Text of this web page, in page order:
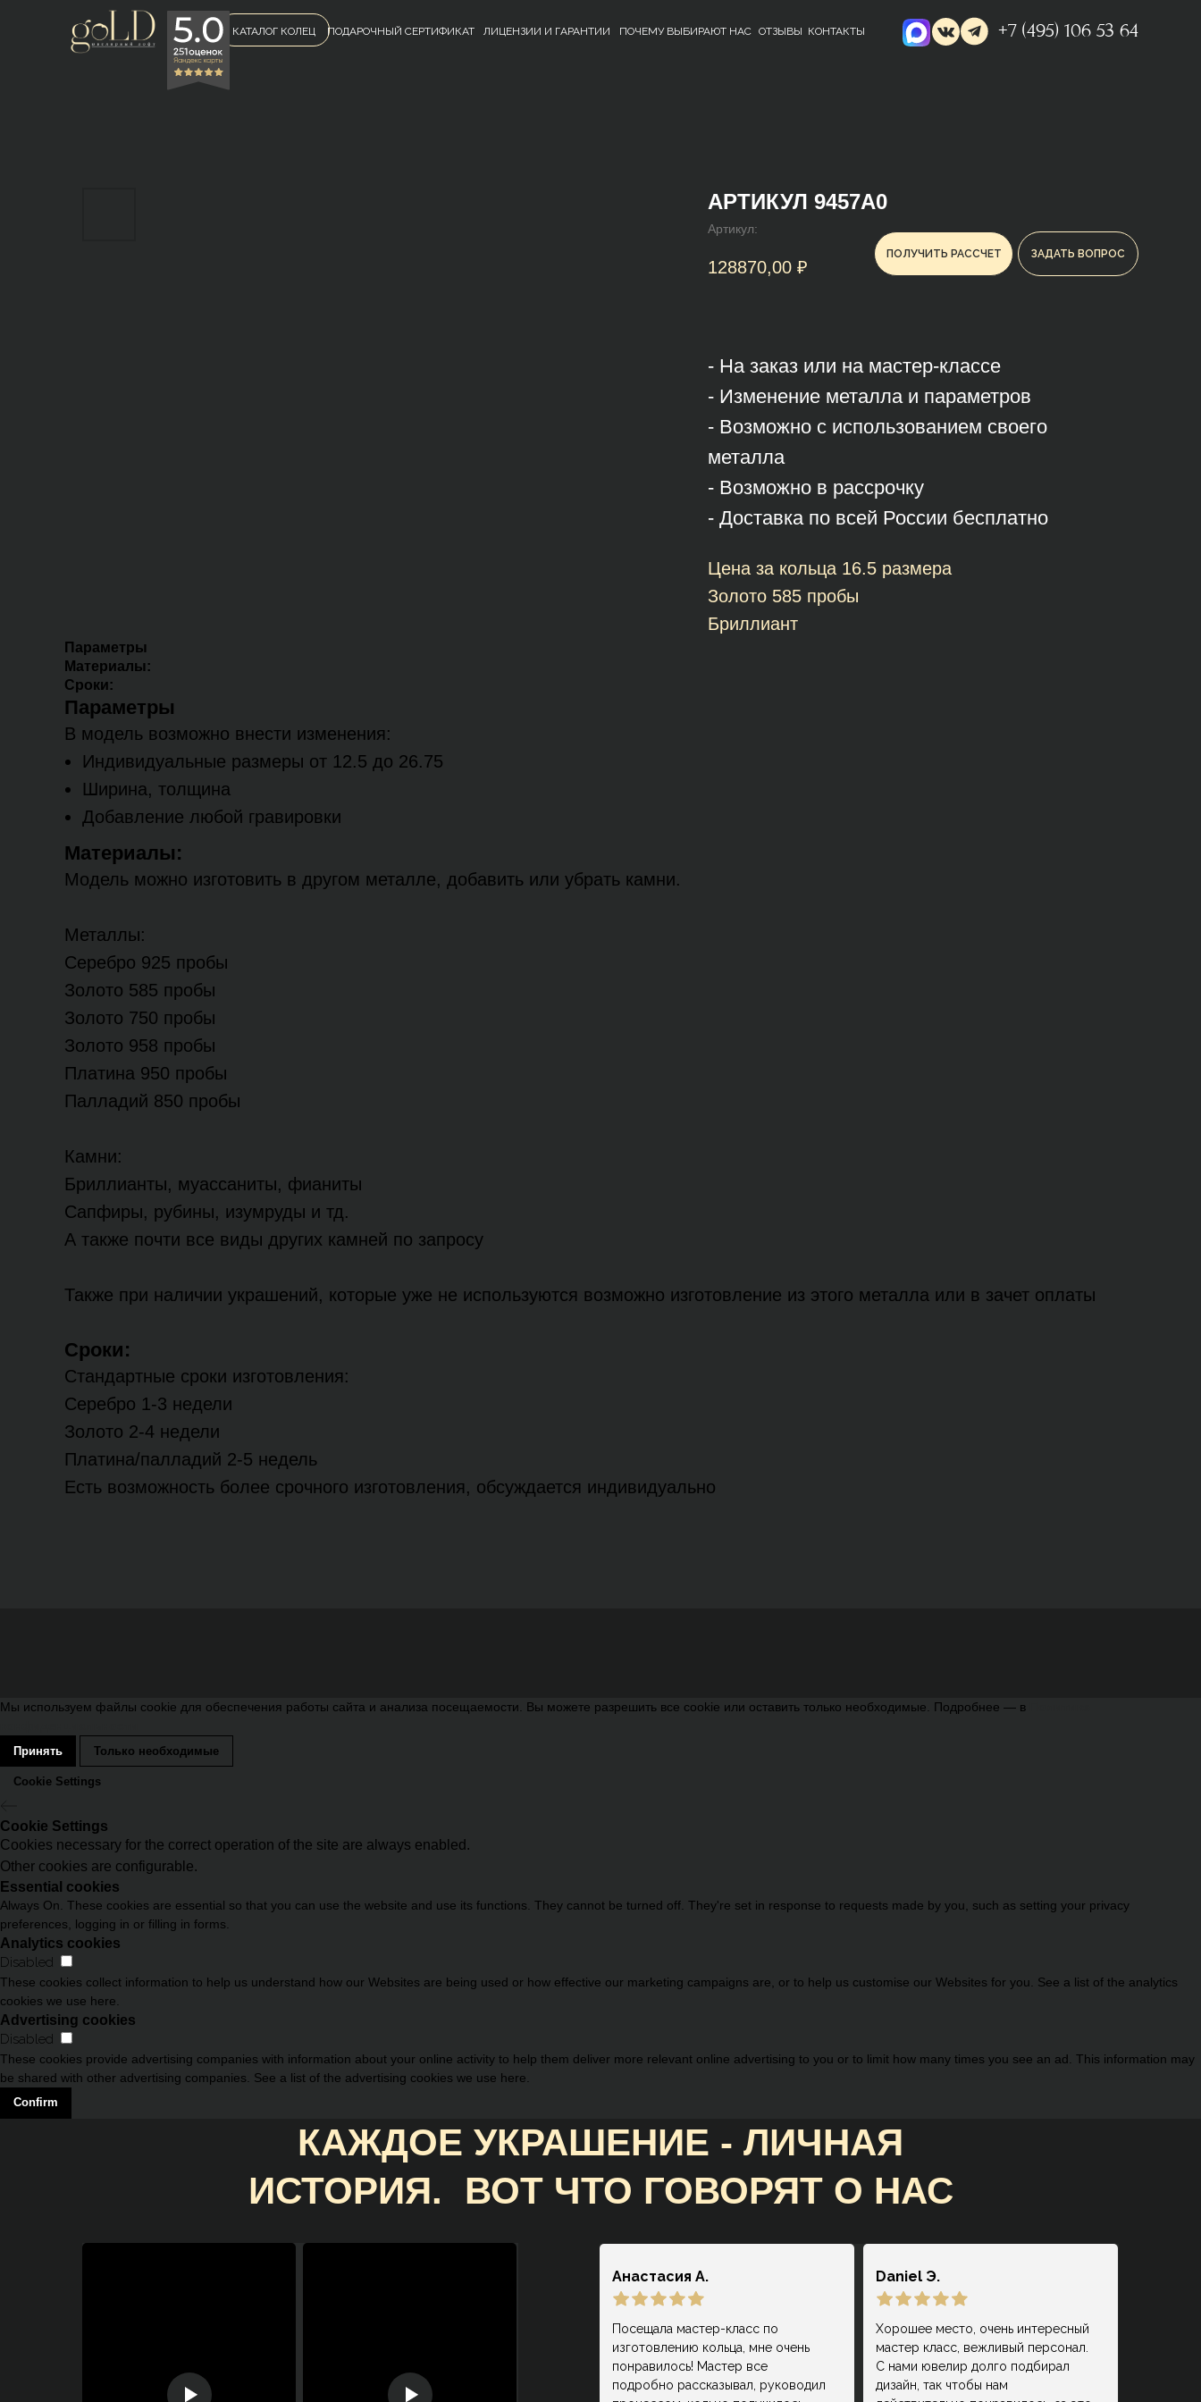
КАТАЛОГ КОЛЕЦ ПОДАРОЧНЫЙ СЕРТИФИКАТ ЛИЦЕНЗИИ И ГАРАНТИИ ПОЧЕМУ ВЫБИРАЮТ НАС ОТЗЫВЫ КОНТАКТЫ +7 (495) 106 53 64
ПОЛУЧИТЬ РАССЧЕТ ЗАДАТЬ ВОПРОС
АРТИКУЛ 9457А0
Артикул:
128870,00 ₽
- На заказ или на мастер-классе
- Изменение металла и параметров
- Возможно с использованием своего
металла
- Возможно в рассрочку
- Доставка по всей России бесплатно
Цена за кольца 16.5 размера
Золото 585 пробы
Бриллиант
Параметры
Материалы:
Сроки:
Параметры
В модель возможно внести изменения:
Индивидуальные размеры от 12.5 до 26.75
Ширина, толщина
Добавление любой гравировки
Материалы:
Модель можно изготовить в другом металле, добавить или убрать камни.
Металлы:
Серебро 925 пробы
Золото 585 пробы
Золото 750 пробы
Золото 958 пробы
Платина 950 пробы
Палладий 850 пробы
Камни:
Бриллианты, муассаниты, фианиты
Сапфиры, рубины, изумруды и тд.
А также почти все виды других камней по запросу
Также при наличии украшений, которые уже не используются возможно изготовление из этого металла или в зачет оплаты
Сроки:
Стандартные сроки изготовления:
Серебро 1-3 недели
Золото 2-4 недели
Платина/палладий 2-5 недель
Есть возможность более срочного изготовления, обсуждается индивидуально
Мы используем файлы cookie для обеспечения работы сайта и анализа посещаемости. Вы можете разрешить все cookie или оставить только необходимые. Подробнее — в
Принять Только необходимые
Cookie Settings
Cookie Settings
Cookies necessary for the correct operation of the site are always enabled.
Other cookies are configurable.
Essential cookies
Always On. These cookies are essential so that you can use the website and use its functions. They cannot be turned off. They're set in response to requests made by you, such as setting your privacy
preferences, logging in or filling in forms.
Analytics cookies
Disabled
These cookies collect information to help us understand how our Websites are being used or how effective our marketing campaigns are, or to help us customise our Websites for you. See a list of the analytics
cookies we use here.
Advertising cookies
Disabled
These cookies provide advertising companies with information about your online activity to help them deliver more relevant online advertising to you or to limit how many times you see an ad. This information may
be shared with other advertising companies. See a list of the advertising cookies we use here.
Confirm
КАЖДОЕ УКРАШЕНИЕ - ЛИЧНАЯ
ИСТОРИЯ. ВОТ ЧТО ГОВОРЯТ О НАС
НАШИ КЛИЕНТЫ:
Посещала мастер-класс по
изготовлению кольца, мне очень
понравилось! Мастер все
подробно рассказывал, руководил
Анастасия А.
Хорошее место, очень интересный
мастер класс, вежливый персонал.
С нами ювелир долго подбирал
дизайн, так чтобы нам
Daniel Э.